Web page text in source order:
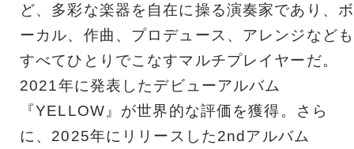
ど、多彩な楽器を自在に操る演奏家であり、ボ
ーカル、作曲、プロデュース、アレンジなども
すべてひとりでこなすマルチプレイヤーだ。
2021年に発表したデビューアルバム
『YELLOW』が世界的な評価を獲得。さら
に、2025年にリリースした2ndアルバム